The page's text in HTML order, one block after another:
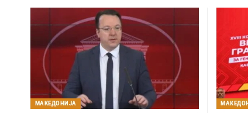
МАКЕДОНИЈА